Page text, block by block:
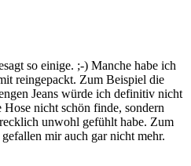
so einige. ;-) Manche habe ich
reingepackt. Zum Beispiel die
Jeans würde ich definitiv nicht
nicht schön finde, sondern
unwohl gefühlt habe. Zum
mir auch gar nicht mehr.